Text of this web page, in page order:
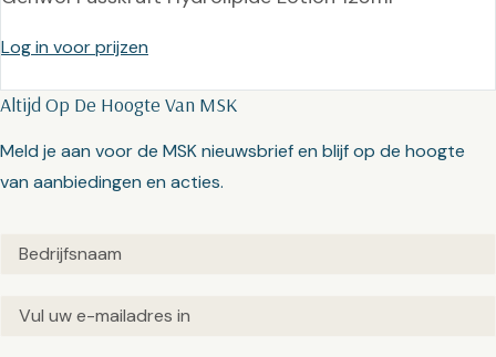
Log in voor prijzen
Altijd Op De Hoogte Van MSK
Meld je aan voor de MSK nieuwsbrief en blijf op de hoogte
van aanbiedingen en acties.
Untitled(Vereist)
Email(Vereist)